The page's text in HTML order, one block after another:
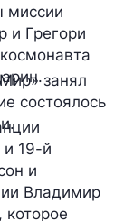
миссии
и Грегори
занял
состоялось
и 19-й
и
Владимир